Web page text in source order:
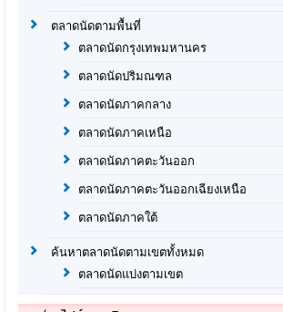
ตลาดนัดตามพื้นที่
ตลาดนัดกรุงเทพมหานคร
ตลาดนัดปริมณฑล
ตลาดนัดภาคกลาง
ตลาดนัดภาคเหนือ
ตลาดนัดภาคตะวันออก
ตลาดนัดภาคตะวันออกเฉียงเหนือ
ตลาดนัดภาคใต้
ค้นหาตลาดนัดตามเขตทั้งหมด
ตลาดนัดแบ่งตามเขต